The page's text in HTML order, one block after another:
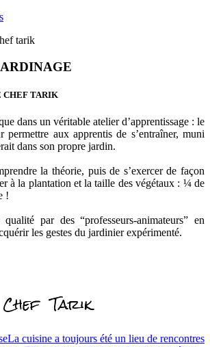
CHEF TARIK
dans un véritable atelier d’apprentissage : le
permettre aux apprentis de s’entraîner, muni
dans son propre jardin.
la théorie, puis de s’exercer de façon
à la plantation et la taille des végétaux : ¼ de
!
par des “professeurs-animateurs” en
les gestes du jardinier expérimenté.
Tarik
La cuisine a toujours été un lieu de rencontres